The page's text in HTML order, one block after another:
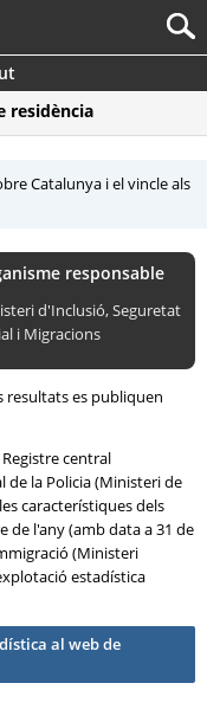
residència
Catalunya i el vincle als
responsable
d'Inclusió, Seguretat
i Migracions
resultats es publiquen
central
de la Policia (Ministeri de
característiques dels
de l'any (amb data a 31 de
(Ministeri
estadística
al web de